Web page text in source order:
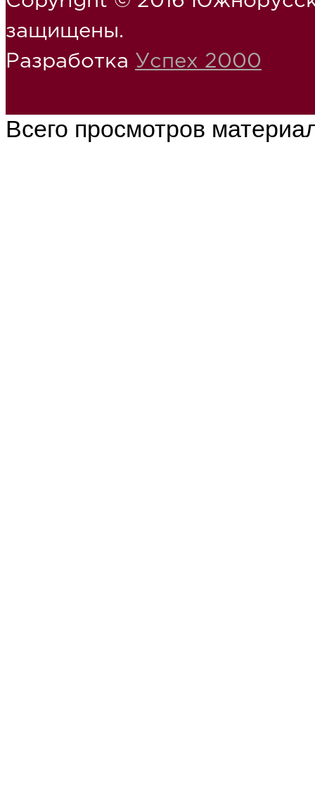
защищены.
Разработка Успех 2000
Всего просмотров